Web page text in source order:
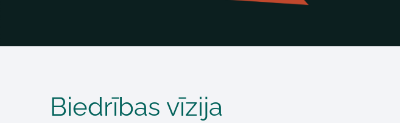
Biedrības vīzija